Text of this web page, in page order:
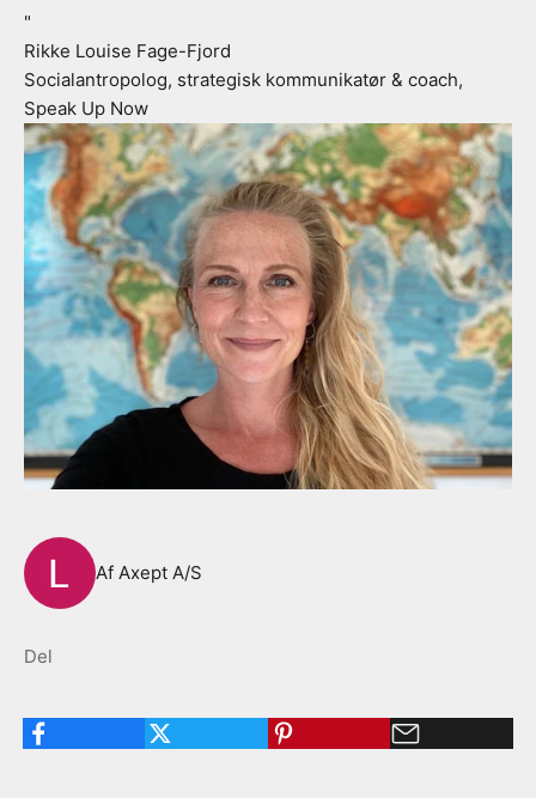
"
Rikke Louise Fage-Fjord
Socialantropolog, strategisk kommunikatør & coach,
Speak Up Now
Af Axept A/S
Del